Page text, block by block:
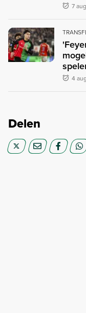
7
4
Delen